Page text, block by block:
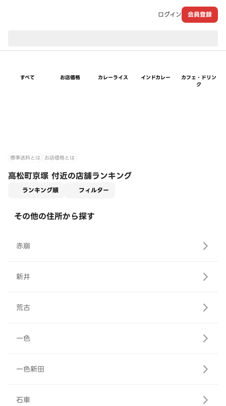
ログイン 会員登録
すべて お店価格 カレーライス インドカレー
カフェ・ドリン
ク
標準送料とは お店価格とは
高松町京塚 付近の店舗ランキング
ランキング順 フィルター
その他の住所から探す
赤崩
新井
荒古
一色
一色新田
石車